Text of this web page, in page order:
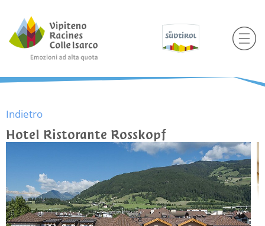
Indietro
Hotel Ristorante Rosskopf